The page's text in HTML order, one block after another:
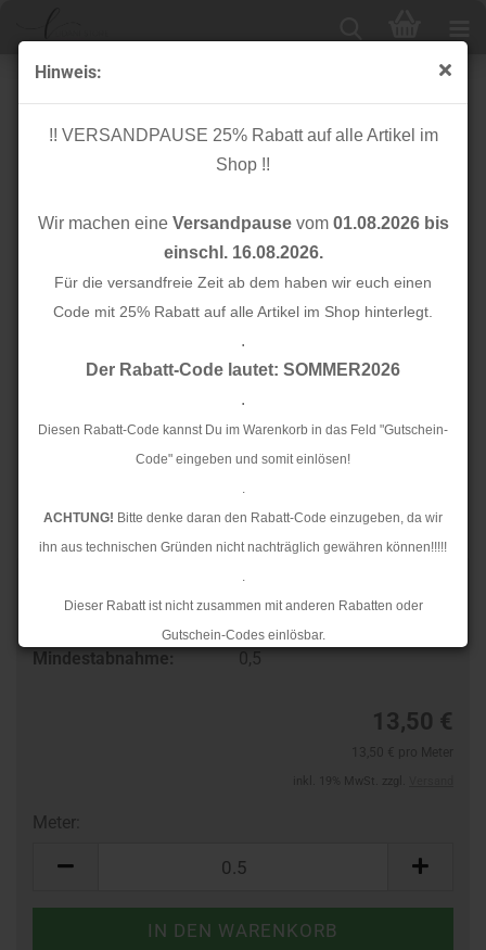
Hinweis:
!! VERSANDPAUSE 25% Rabatt auf alle Artikel im
Shop !!
Wir machen eine Versandpausevom 01.08.2026 bis
einschl. 16.08.2026.
Für die versandfreie Zeit ab dem haben wir euch einen
Code mit 25% Rabatt auf alle Artikel im Shop hinterlegt.
.
Der Rabatt-Code lautet: SOMMER2026
.
Diesen Rabatt-Code kannst Du im Warenkorb in das Feld "Gutschein-
Code" eingeben und somit einlösen!
.
ACHTUNG! Bitte denke daran den Rabatt-Code einzugeben, da wir
ihn aus technischen Gründen nicht nachträglich gewähren können!!!!!
.
Dieser Rabatt ist nicht zusammen mit anderen Rabatten oder
Gutschein-Codes einlösbar.
.
Rückstaus kann es jedoch zu längeren Lieferzeiten kommen.
Musselin - Lochstickerei - flieder
Mindestabnahme:
0,5
13,50 €
Meter: